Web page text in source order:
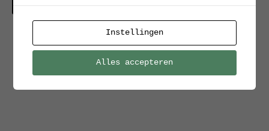
Verkocht
Instellingen
Alles accepteren